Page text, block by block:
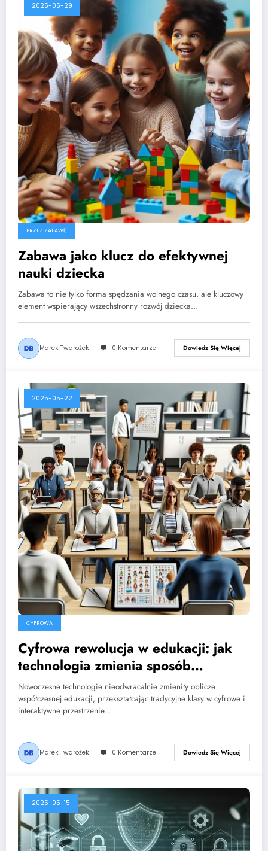
2025-05-29
PRZEZ ZABAWĘ
Zabawa jako klucz do efektywnej
nauki dziecka
Zabawa to nie tylko forma spędzania wolnego czasu, ale kluczowy
element wspierający wszechstronny rozwój dziecka…
Marek Twarożek 0 Komentarze Dowiedz Się Więcej
2025-05-22
CYFROWA
Cyfrowa rewolucja w edukacji: jak
technologia zmienia sposób
nauczania
Nowoczesne technologie nieodwracalnie zmieniły oblicze
współczesnej edukacji, przekształcając tradycyjne klasy w cyfrowe i
interaktywne przestrzenie…
Marek Twarożek 0 Komentarze Dowiedz Się Więcej
2025-05-15